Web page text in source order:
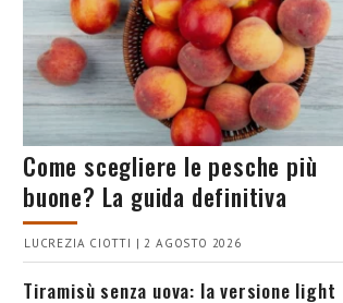
Come scegliere le pesche più
buone? La guida definitiva
LUCREZIA CIOTTI | 2 AGOSTO 2026
Tiramisù senza uova: la versione light